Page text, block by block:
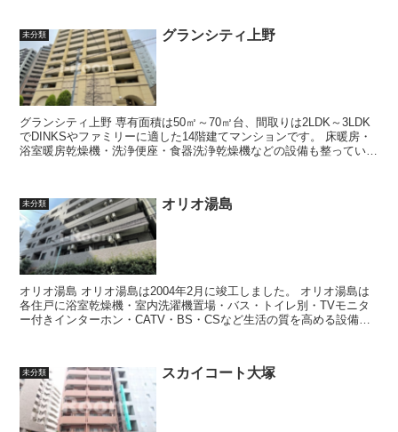
未分類 グランシティ上野
グランシティ上野 専有面積は50㎡～70㎡台、間取りは2LDK～3LDK
でDINKSやファミリーに適した14階建てマンションです。 床暖房・
浴室暖房乾燥機・洗浄便座・食器洗浄乾燥機などの設備も整っていま
未分類 オリオ湯島
オリオ湯島 オリオ湯島は2004年2月に竣工しました。 オリオ湯島は
各住戸に浴室乾燥機・室内洗濯機置場・バス・トイレ別・TVモニタ
ー付きインターホン・CATV・BS・CSなど生活の質を高める設備が
未分類 スカイコート大塚